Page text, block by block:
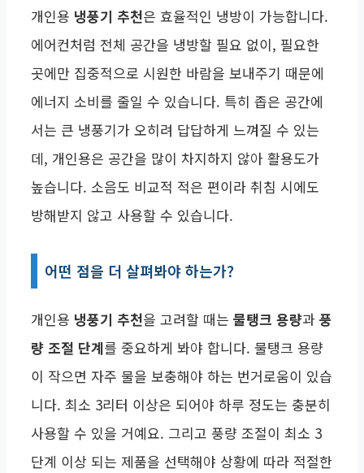
개인용 냉풍기 추천은 효율적인 냉방이 가능합니다.
에어컨처럼 전체 공간을 냉방할 필요 없이, 필요한
곳에만 집중적으로 시원한 바람을 보내주기 때문에
에너지 소비를 줄일 수 있습니다. 특히 좁은 공간에
서는 큰 냉풍기가 오히려 답답하게 느껴질 수 있는
데, 개인용은 공간을 많이 차지하지 않아 활용도가
높습니다. 소음도 비교적 적은 편이라 취침 시에도
방해받지 않고 사용할 수 있습니다.
어떤 점을 더 살펴봐야 하는가?
개인용 냉풍기 추천을 고려할 때는 물탱크 용량과 풍
량 조절 단계를 중요하게 봐야 합니다. 물탱크 용량
이 작으면 자주 물을 보충해야 하는 번거로움이 있습
니다. 최소 3리터 이상은 되어야 하루 정도는 충분히
사용할 수 있을 거예요. 그리고 풍량 조절이 최소 3
단계 이상 되는 제품을 선택해야 상황에 따라 적절한